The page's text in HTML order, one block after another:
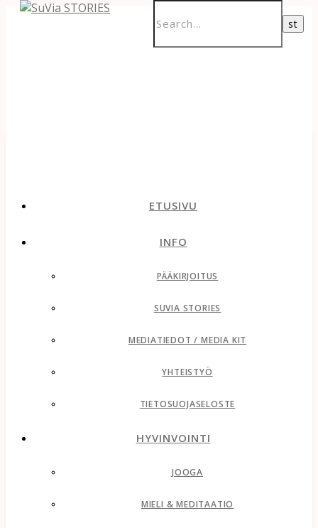
ETUSIVU
INFO
PÄÄKIRJOITUS
SUVIA STORIES
MEDIATIEDOT / MEDIA KIT
YHTEISTYÖ
TIETOSUOJASELOSTE
HYVINVOINTI
JOOGA
MIELI & MEDITAATIO